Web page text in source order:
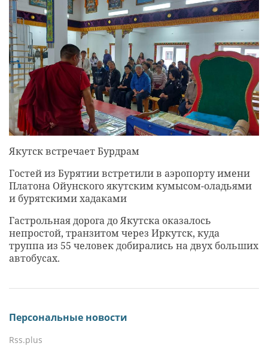
Якутск встречает Бурдрам
Гостей из Бурятии встретили в аэропорту имени
Платона Ойунского якутским кумысом-оладьями
и бурятскими хадаками
Гастрольная дорога до Якутска оказалось
непростой, транзитом через Иркутск, куда
труппа из 55 человек добирались на двух больших
автобусах.
Персональные новости
Rss.plus